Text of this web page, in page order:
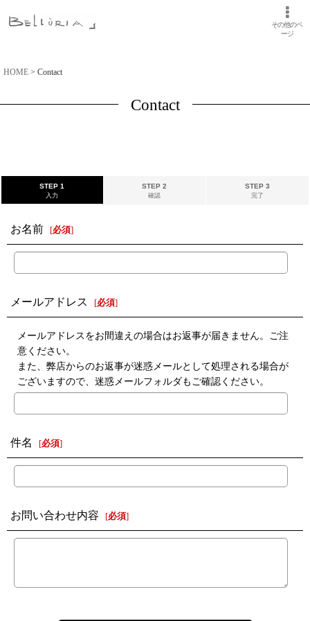
その他のペ
ージ
HOME > Contact
Contact
STEP 1
入力
STEP 2
確認
STEP 3
完了
お名前 [必須]
メールアドレス [必須]
メールアドレスをお間違えの場合はお返事が届きません。ご注
意ください。
また、弊店からのお返事が迷惑メールとして処理される場合が
ございますので、迷惑メールフォルダもご確認ください。
件名 [必須]
お問い合わせ内容 [必須]